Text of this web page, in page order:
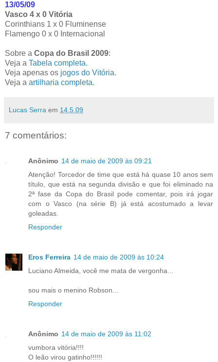
13/05/09
Vasco 4 x 0 Vitória
Corinthians 1 x 0 Fluminense
Flamengo 0 x 0 Internacional
Sobre a Copa do Brasil 2009:
Veja a Tabela completa.
Veja apenas os jogos do Vitória.
Veja a artilharia completa.
Lucas Serra em 14.5.09
7 comentários:
Anônimo 14 de maio de 2009 às 09:21
Atenção! Torcedor de time que está há quase 10 anos sem
título, que está na segunda divisão e que foi eliminado na
2ª fase da Copa do Brasil pode comentar, pois irá jogar
com o Vasco (na série B) já está acostumado a levar
goleadas.
Responder
Eros Ferreira 14 de maio de 2009 às 10:24
Luciano Almeida, você me mata de vergonha...
sou mais o menino Robson...
Responder
Anônimo 14 de maio de 2009 às 11:02
vumbora vitória!!!!
O leão virou gatinho!!!!!!